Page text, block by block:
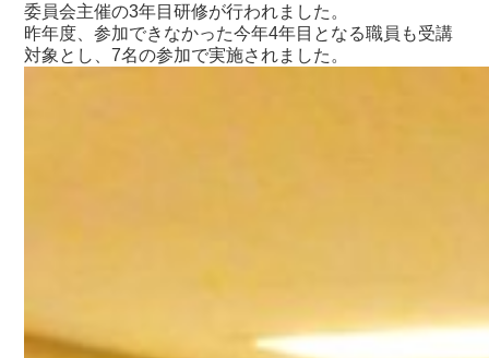
委員会主催の3年目研修が行われました。
昨年度、参加できなかった今年4年目となる職員も受講
対象とし、7名の参加で実施されました。